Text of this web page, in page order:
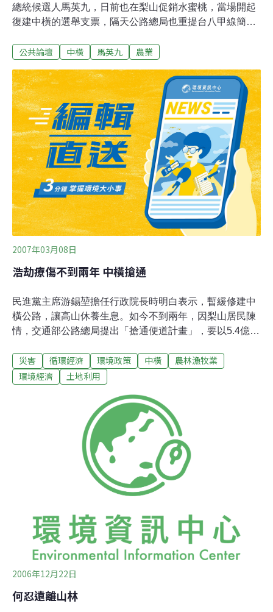
總統候選人馬英九，日前也在梨山促銷水蜜桃，當場開起
復建中橫的選舉支票，隔天公路總局也重提台八甲線簡易
們因缺水而被咒罵的時候，當民眾為水蜜桃阿嬤掉淚的時
是分到誰的口袋中。梨山地區人口不到5000人，加上不在
籍的僱工也僅萬人，馬英九主張搶通中橫，吸納選票有
限。中橫是蔣經國的政績，馬英九可藉此再度強化他正統
性的連結，政治上的象徵才是背後主要因素。然而這甜蜜
的水蜜桃代價何其大？在照顧原住民的政治正確下，加上
立委選舉的綁樁需索，1400億元的治水預算也編到山上
去，光石門水庫就準備花費240億元，大家可以算算看，
一顆美味的水蜜桃，背後政府要花多少工程經費去補貼。
然而石門水庫已等同提前報廢，不論大雨或無雨都有缺水
危機，當地粗大的水管讓觀光客胃口盡失，上游蒼
公共論壇 中橫 馬英九 農業
2007年03月08日
浩劫療傷不到兩年 中橫搶通
民進黨主席游錫堃擔任行政院長時明白表示，暫緩修建中
橫公路，讓高山休養生息。如今不到兩年，因梨山居民陳
情，交通部公路總局提出「搶通便道計畫」，要以5.4億元
消息傳出，環保團體和專家學者抨擊，中橫是廿世紀「人
定勝天」理念下的產物，一旦搶通，不但破壞國土復育，
土地。梨山地區產業每年產值約8,000萬，卻要付出巨額社
會和環境成本。靜宜大學生態所所長陳玉峰表示，公路總
局應說明「便道」到底屬於何種等級道路，若是供德基水
庫和電廠人員進出，對環境危害最小的「林道」即綽綽有
餘。他在當地做過調查，該路段山坡穩定週期只有五十
年，才會颱風一來就柔腸寸斷。
災害 循環經濟 環境政策 中橫
農林漁牧業
環境經濟
土地利用
2006年12月22日
何忍遠離山林